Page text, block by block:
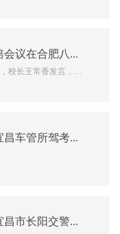
【国华新闻网】2013年安徽省驾培会议在合肥八一举行
长王常香发言，安
【国华新闻网】国华集团湖北省宜昌车管所驾考中心长阳考点正式开考
【国华新闻网】国华集团湖北省宜昌市长阳交警大队科目二考试中心启动仪式